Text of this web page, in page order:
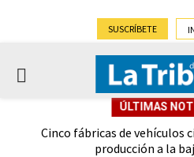
SUSCRÍBETE
PRIMARY
ÚLTIMAS
Cinco fábricas de vehículos
producción a la